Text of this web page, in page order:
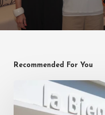
Recommended For You